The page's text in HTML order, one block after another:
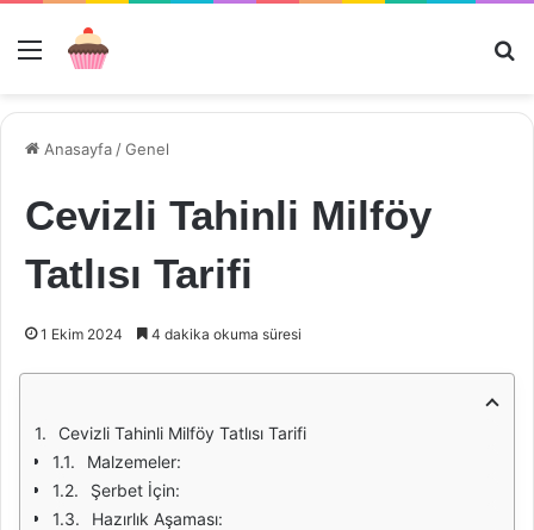
Menü
Anasayfa /Genel
Cevizli Tahinli Milföy
Tatlısı Tarifi
1 Ekim 2024 4 dakika okuma süresi
Cevizli Tahinli Milföy Tatlısı Tarifi
Malzemeler:
Şerbet İçin:
Hazırlık Aşaması: